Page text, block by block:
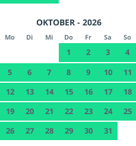
OKTOBER - 2026
Mo Di Mi Do Fr Sa So
1 2 3
4
5
6 7 8 9 10
11
12
13 14 15 16 17
18
19
20 21 22 23 24
25
26
27 28 29 30 31